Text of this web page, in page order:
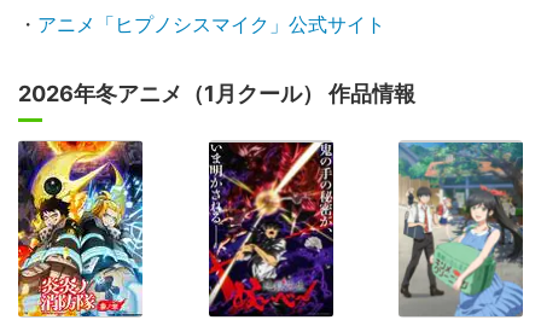
・ アニメ「ヒプノシスマイク」公式サイト
2026年冬アニメ（1月クール） 作品情報